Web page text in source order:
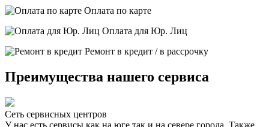
Оплата по карте
Оплата для Юр. Лиц
Ремонт в кредит / в рассрочку
Преимущества нашего сервиса
Сеть сервисных центров